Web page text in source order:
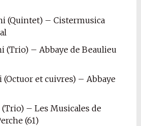
(Quintet) – Cistermusica
(Trio) – Abbaye de Beaulieu
et cuivres) – Abbaye
– Les Musicales de
(61)